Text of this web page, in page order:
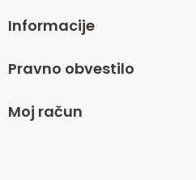
Informacije
Pravno obvestilo
Moj račun